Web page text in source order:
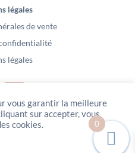
légales
de vente
légales
10 000 euros – Av Ernest Cristal 63
– Tous droits réservés – Vidéo
Web : Pixel
vous garantir la meilleure
sur accepter, vous
cookies.
0